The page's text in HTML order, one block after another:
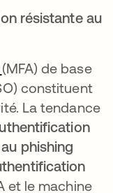
résistante au
(MFA) de base
constituent
La tendance
phishing
et le machine